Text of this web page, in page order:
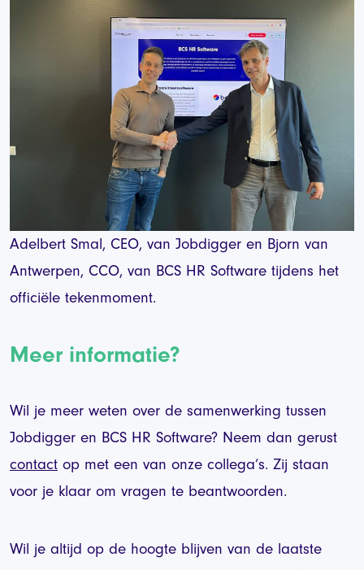
Adelbert Smal, CEO, van Jobdigger en Bjorn van
Antwerpen, CCO, van BCS HR Software tijdens het
officiële tekenmoment.
Meer informatie?
Wil je meer weten over de samenwerking tussen
Jobdigger en BCS HR Software? Neem dan gerust
contact op met een van onze collega’s. Zij staan
voor je klaar om vragen te beantwoorden.
Wil je altijd op de hoogte blijven van de laatste